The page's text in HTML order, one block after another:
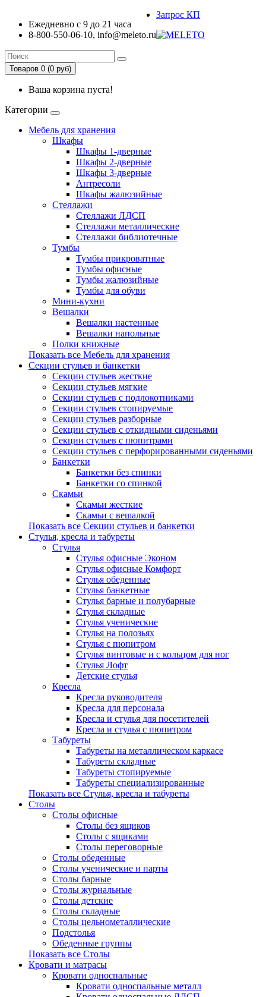
Ежедневно с 9 до 21 часа
8-800-550-06-10, info@meleto.ru
Запрос КП
Товаров 0 (0 pуб)
Ваша корзина пуста!
Категории
Мебель для хранения
Шкафы
Шкафы 1-дверные
Шкафы 2-дверные
Шкафы 3-дверные
Антресоли
Шкафы жалюзийные
Стеллажи
Стеллажи ЛДСП
Стеллажи металлические
Стеллажи библиотечные
Тумбы
Тумбы прикроватные
Тумбы офисные
Тумбы жалюзийные
Тумбы для обуви
Мини-кухни
Вешалки
Вешалки настенные
Вешалки напольные
Полки книжные
Показать все Мебель для хранения
Секции стульев и банкетки
Секции стульев жесткие
Секции стульев мягкие
Секции стульев с подлокотниками
Секции стульев стопируемые
Секции стульев разборные
Секции стульев с откидными сиденьями
Секции стульев с пюпитрами
Секции стульев с перфорированными сиденьями
Банкетки
Банкетки без спинки
Банкетки со спинкой
Скамьи
Скамьи жесткие
Скамьи с вешалкой
Показать все Секции стульев и банкетки
Стулья, кресла и табуреты
Стулья
Стулья офисные Эконом
Стулья офисные Комфорт
Стулья обеденные
Стулья банкетные
Стулья барные и полубарные
Стулья складные
Стулья ученические
Стулья на полозьях
Стулья с пюпитром
Стулья винтовые и с кольцом для ног
Стулья Лофт
Детские стулья
Кресла
Кресла руководителя
Кресла для персонала
Кресла и стулья для посетителей
Кресла и стулья с пюпитром
Табуреты
Табуреты на металлическом каркасе
Табуреты складные
Табуреты стопируемые
Табуреты специализированные
Показать все Стулья, кресла и табуреты
Столы
Столы офисные
Столы без ящиков
Столы с ящиками
Столы переговорные
Столы обеденные
Столы ученические и парты
Столы барные
Столы журнальные
Столы детские
Столы складные
Столы цельнометаллические
Подстолья
Обеденные группы
Показать все Столы
Кровати и матрасы
Кровати односпальные
Кровати односпальные металл